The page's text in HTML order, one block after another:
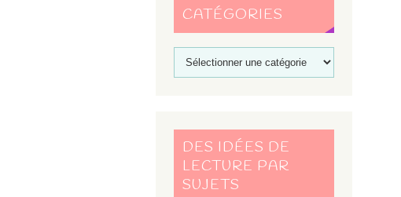
CATÉGORIES
DES IDÉES DE
LECTURE PAR
SUJETS